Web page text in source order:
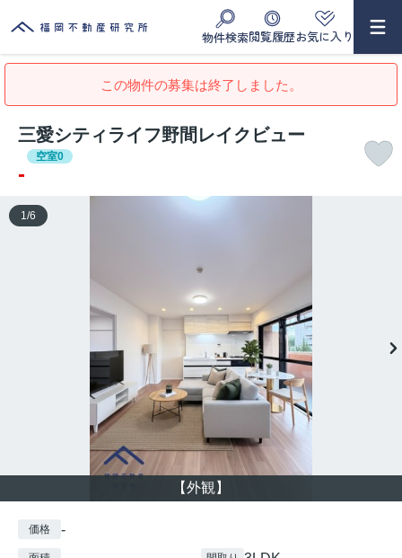
物件検索閲覧履歴お気に入り
この物件の募集は終了しました。
三愛シティライフ野間レイクビュー
空室0
-
【外観】
1 /6
価格 -